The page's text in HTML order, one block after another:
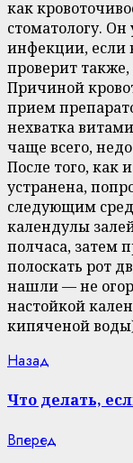
как
стоматологу.
инфекции, если
проверит
Причиной
прием
нехватка
чаще всего,
После того, как
устранена,
следующим
календулы
полчаса, затем
полоскать рот
нашли — не
настойкой
кипяченой
Continue
Reading
Назад
Что делать,
Вперед